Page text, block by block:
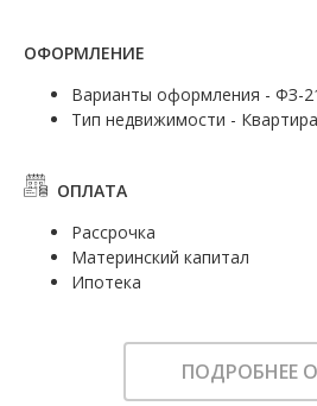
ОФОРМЛЕНИЕ
Варианты оформления - ФЗ-
Тип недвижимости - Квартира
ОПЛАТА
Рассрочка
Материнский капитал
Ипотека
ПОДРОБНЕЕ